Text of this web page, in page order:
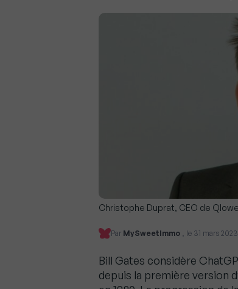
Christophe Duprat, CEO de
Par MySweetImmo , le 31 mars 2023
Bill Gates considère
depuis la première version